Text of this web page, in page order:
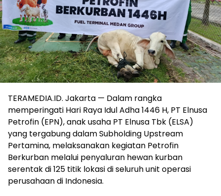
TERAMEDIA.ID. Jakarta — Dalam rangka
memperingati Hari Raya Idul Adha 1446 H, PT Elnusa
Petrofin (EPN), anak usaha PT Elnusa Tbk (ELSA)
yang tergabung dalam Subholding Upstream
Pertamina, melaksanakan kegiatan Petrofin
Berkurban melalui penyaluran hewan kurban
serentak di 125 titik lokasi di seluruh unit operasi
perusahaan di Indonesia.